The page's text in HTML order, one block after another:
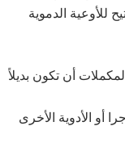
للأوعية الدموية
أن تكون بديلاً
أو الأدوية الأخرى